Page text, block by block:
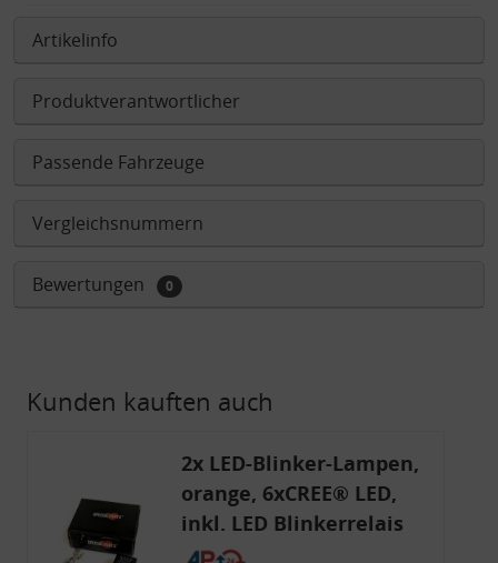
Artikelinfo
Produktverantwortlicher
Passende Fahrzeuge
Vergleichsnummern
Bewertungen 0
Kunden kauften auch
2x LED-Blinker-Lampen,
orange, 6xCREE® LED,
inkl. LED Blinkerrelais
CF 14